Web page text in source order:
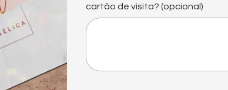
cartão de visita? (opcional)
500
caracteres.